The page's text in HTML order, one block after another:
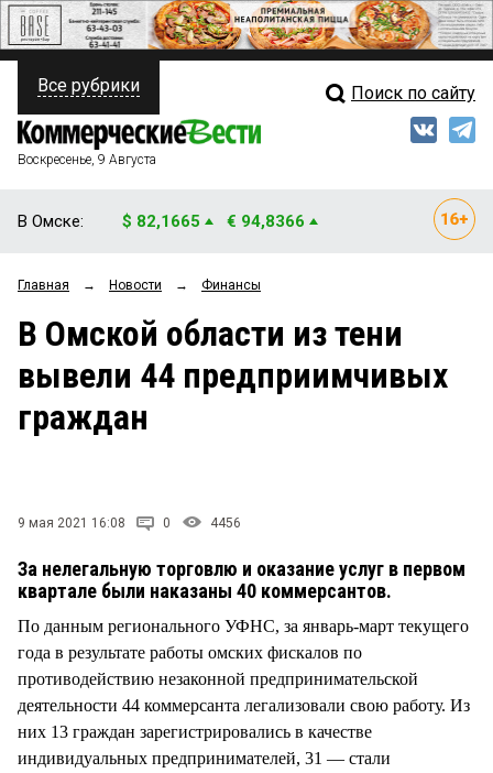
ПОЛИТИКА
ФИНАНСЫ
ОБЩЕСТВО
ЗАКОН
Свежий выпуск
Рейтинги
Блоги
Все рубрики Поиск по сайту
Воскресенье, 9 Августа
В Омске: $ 82,1665 € 94,8366
Главная → Новости → Финансы
В Омской области из тени
вывели 44 предприимчивых
граждан
9 мая 2021 16:08 0 4456
За нелегальную торговлю и оказание услуг в первом
квартале были наказаны 40 коммерсантов.
По данным регионального УФНС, за январь-март текущего
года в результате работы омских фискалов по
противодействию незаконной предпринимательской
деятельности 44 коммерсанта легализовали свою работу. Из
них 13 граждан зарегистрировались в качестве
индивидуальных предпринимателей, 31 — стали